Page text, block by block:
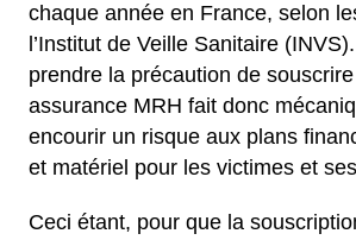
chaque année en France, selon
l’Institut de Veille Sanitaire
prendre la précaution de
assurance MRH fait donc
encourir un risque aux plans
et matériel pour les victimes et
Ceci étant, pour que la